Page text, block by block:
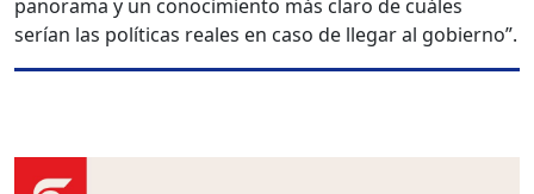
panorama y un conocimiento más claro de cuáles
serían las políticas reales en caso de llegar al gobierno”.